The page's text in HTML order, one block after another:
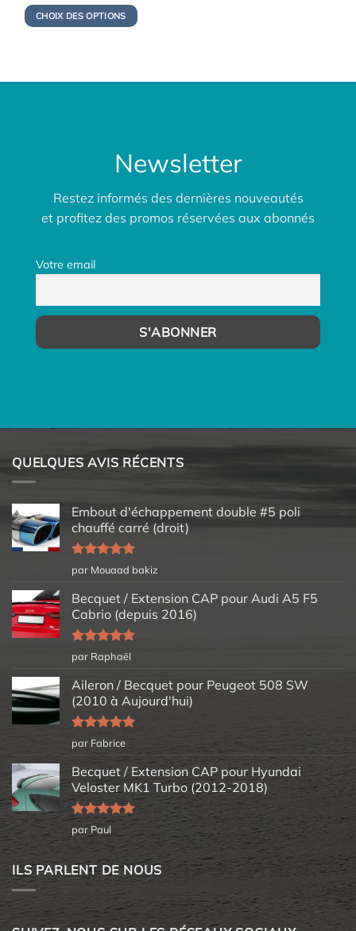
CHOIX DES OPTIONS
Newsletter
Restez informés des dernières nouveautés
et profitez des promos réservées aux abonnés
Votre email
QUELQUES AVIS RÉCENTS
Embout d'échappement double #5 poli
chauffé carré (droit)
Note5sur
5
par Mouaad bakiz
Becquet / Extension CAP pour Audi A5 F5
Cabrio (depuis 2016)
Note5sur
5
par Raphaël
Aileron / Becquet pour Peugeot 508 SW
(2010 à Aujourd'hui)
Note5sur
5
par Fabrice
Becquet / Extension CAP pour Hyundai
Veloster MK1 Turbo (2012-2018)
Note5sur
5
par Paul
ILS PARLENT DE NOUS